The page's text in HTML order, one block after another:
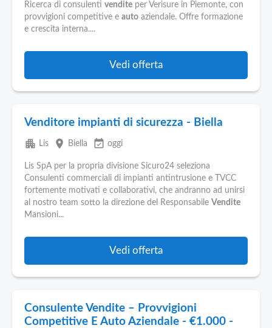
Pubblica
Offerte
Ricerca di consulenti vendite per Verisure in Piemonte, con
provvigioni competitive e auto aziendale. Offre formazione
e crescita interna....
Vedi offerta
Venditore impianti di sicurezza - Biella
apartment Lis place Biella event_available oggi
Lis SpA per la propria divisione Sicuro24 seleziona
Consulenti commerciali di impianti antintrusione e TVCC
fortemente motivati e collaborativi, che andranno ad unirsi
al nostro team sotto la direzione del Responsabile Vendite
Mansioni...
Vedi offerta
Consulente Vendite – Provvigioni
Competitive E Auto Aziendale - €1.000 -